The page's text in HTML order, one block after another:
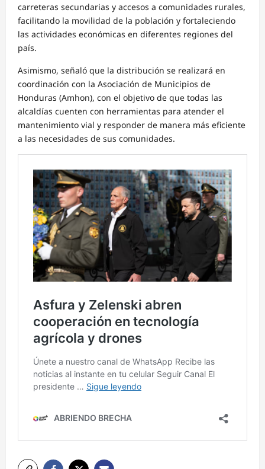
carreteras secundarias y accesos a comunidades rurales,
facilitando la movilidad de la población y fortaleciendo
las actividades económicas en diferentes regiones del
país.
Asimismo, señaló que la distribución se realizará en
coordinación con la Asociación de Municipios de
Honduras (Amhon), con el objetivo de que todas las
alcaldías cuenten con herramientas para atender el
mantenimiento vial y responder de manera más eficiente
a las necesidades de sus comunidades.